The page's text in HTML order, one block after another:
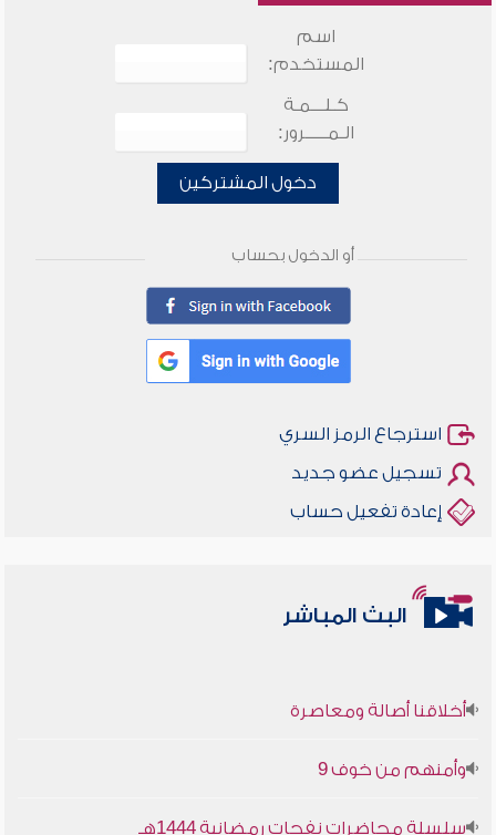
اسم
المستخدم:
كـلـــمـة
الـمـــــرور:
دخول المشتركين
أو الدخول بحساب
استرجاع الرمز السري
تسجيل عضو جديد
إعادة تفعيل حساب
البث المباشر
أخلاقنا أصالة ومعاصرة
وأمنهم من خوف 9
سلسلة محاضرات نفحات رمضانية 1444هـ